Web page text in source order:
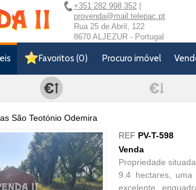
+351 282 998 352
provenda@mail.telepac.pt
Rua 25 de Abril, 122
8670 ALJEZUR - Portugal
Favoritos (0) Procuro imóvel
São Teotónio Odemira
REF PV-T-598
Venda
Propriedade
9.4 hectares,
excelente